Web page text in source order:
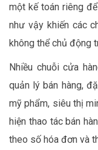
một kế toán riêng
như vậy khiến các
không thể chủ động
Nhiều chuỗi cửa
quản lý bán hàng,
mỹ phẩm, siêu thị
hiện thao tác bán
theo số hóa đơn và